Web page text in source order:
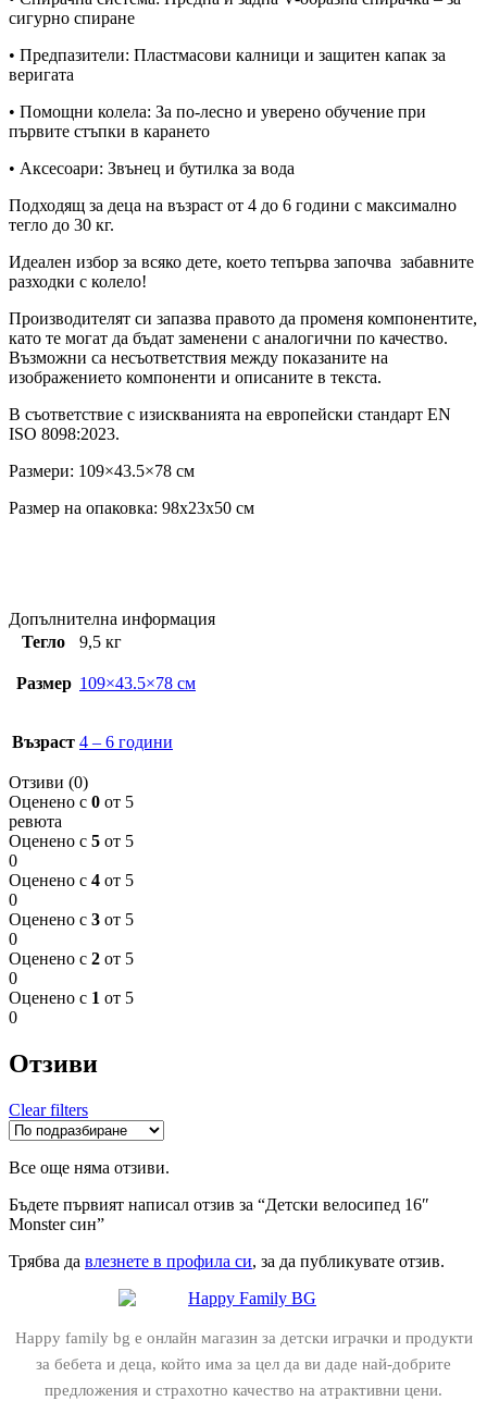
сигурно спиране
• Предпазители: Пластмасови калници и защитен капак за
веригата
• Помощни колела: За по-лесно и уверено обучение при
първите стъпки в карането
• Аксесоари: Звънец и бутилка за вода
Подходящ за деца на възраст от 4 до 6 години с максимално
тегло до 30 кг.
Идеален избор за всяко дете, което тепърва започва забавните
разходки с колело!
Производителят си запазва правото да променя компонентите,
като те могат да бъдат заменени с аналогични по качество.
Възможни са несъответствия между показаните на
изображението компоненти и описаните в текста.
В съответствие с изискванията на европейски стандарт EN
ISO 8098:2023.
Размери: 109×43.5×78 см
Размер на опаковка: 98x23x50 см
Допълнителна информация
Тегло
9,5 кг
Размер 109×43.5×78 см
Възраст 4 – 6 години
Отзиви (0)
Оценено с 0 от 5
ревюта
Оценено с 5 от 5
0
Оценено с 4 от 5
0
Оценено с 3 от 5
0
Оценено с 2 от 5
0
Оценено с 1 от 5
0
Отзиви
Clear filters
Все още няма отзиви.
Бъдете първият написал отзив за “Детски велосипед 16″
Monster син”
Трябва да влезнете в профила си, за да публикувате отзив.
Happy family bg е онлайн магазин за детски играчки и продукти
за бебета и деца, който има за цел да ви даде най-добрите
предложения и страхотно качество на атрактивни цени.